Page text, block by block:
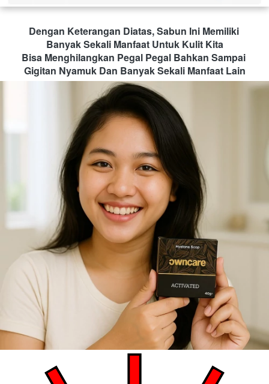
Dengan Keterangan Diatas, Sabun Ini Memiliki
Banyak Sekali Manfaat Untuk Kulit Kita
Bisa Menghilangkan Pegal Pegal Bahkan Sampai
Gigitan Nyamuk Dan Banyak Sekali Manfaat Lain